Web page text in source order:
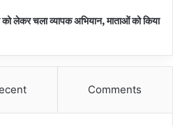
लेकर चला व्यापक अभियान, माताओं को किया
Comments